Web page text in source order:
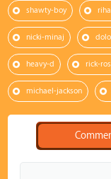
shawty-boy
nicki-minaj
heavy-d rick-
michael-jackson